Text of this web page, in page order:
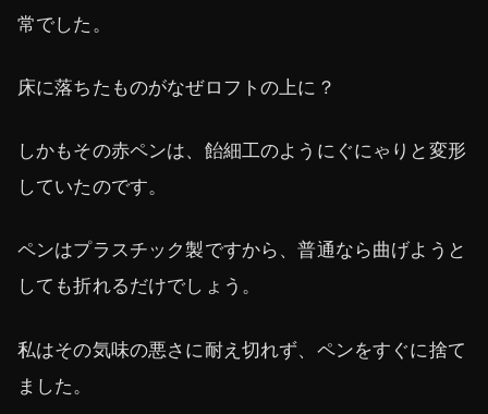
常でした。
床に落ちたものがなぜロフトの上に？
しかもその赤ペンは、飴細工のようにぐにゃりと変形
していたのです。
ペンはプラスチック製ですから、普通なら曲げようと
しても折れるだけでしょう。
私はその気味の悪さに耐え切れず、ペンをすぐに捨て
ました。